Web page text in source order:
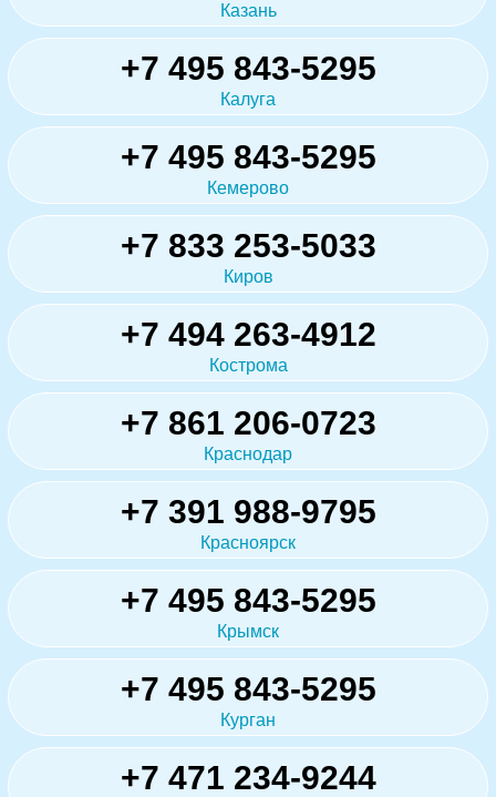
Казань
+7 495 843-5295
Калуга
+7 495 843-5295
Кемерово
+7 833 253-5033
Киров
+7 494 263-4912
Кострома
+7 861 206-0723
Краснодар
+7 391 988-9795
Красноярск
+7 495 843-5295
Крымск
+7 495 843-5295
Курган
+7 471 234-9244